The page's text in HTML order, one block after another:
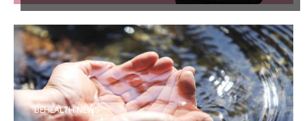
BEHEALTH NEWS